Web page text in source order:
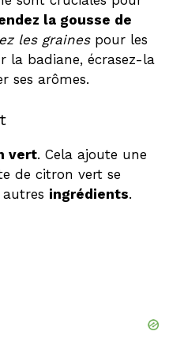
la gousse de
les grainespour les
la badiane, écrasez-la
ses arômes.
vert. Cela ajoute une
de citron vert se
ingrédients.